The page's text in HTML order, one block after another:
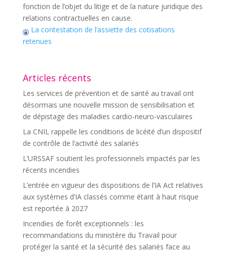
fonction de l’objet du litige et de la nature juridique des
relations contractuelles en cause.
La contestation de l’assiette des cotisations
retenues
Articles récents
Les services de prévention et de santé au travail ont
désormais une nouvelle mission de sensibilisation et
de dépistage des maladies cardio-neuro-vasculaires
La CNIL rappelle les conditions de licéité d’un dispositif
de contrôle de l’activité des salariés
L’URSSAF soutient les professionnels impactés par les
récents incendies
L’entrée en vigueur des dispositions de l’IA Act relatives
aux systèmes d’IA classés comme étant à haut risque
est reportée à 2027
Incendies de forêt exceptionnels : les
recommandations du ministère du Travail pour
protéger la santé et la sécurité des salariés face au